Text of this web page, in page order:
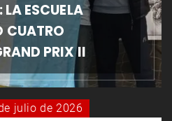
LA ESCUELA
CUATRO
PRIX II
julio de 2026